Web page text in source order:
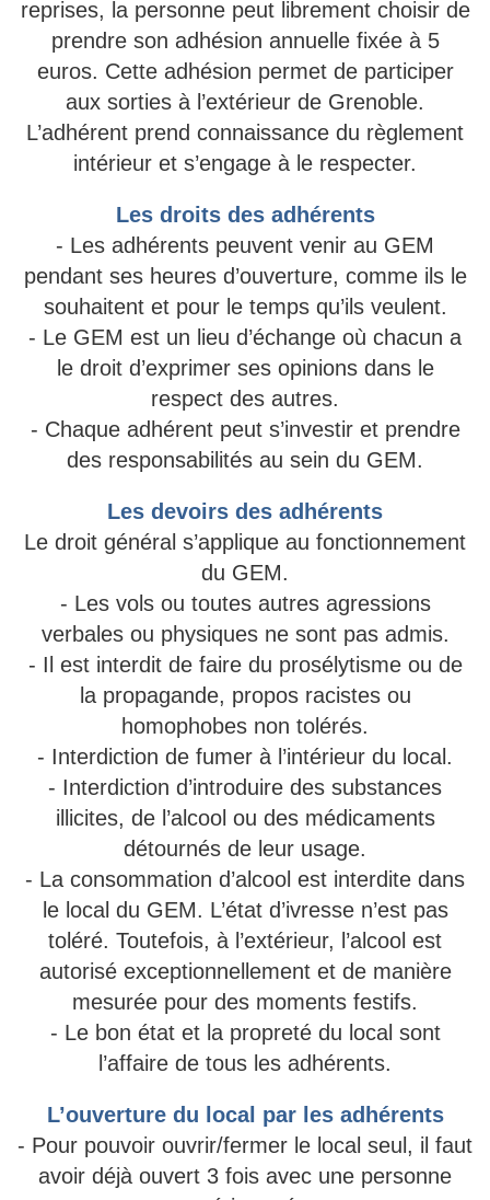
reprises, la personne peut librement choisir de
prendre son adhésion annuelle fixée à 5
euros. Cette adhésion permet de participer
aux sorties à l’extérieur de Grenoble.
L’adhérent prend connaissance du règlement
intérieur et s’engage à le respecter.
Les droits des adhérents
- Les adhérents peuvent venir au GEM
pendant ses heures d’ouverture, comme ils le
souhaitent et pour le temps qu’ils veulent.
- Le GEM est un lieu d’échange où chacun a
le droit d’exprimer ses opinions dans le
respect des autres.
- Chaque adhérent peut s’investir et prendre
des responsabilités au sein du GEM.
Les devoirs des adhérents
Le droit général s’applique au fonctionnement
du GEM.
- Les vols ou toutes autres agressions
verbales ou physiques ne sont pas admis.
- Il est interdit de faire du prosélytisme ou de
la propagande, propos racistes ou
homophobes non tolérés.
- Interdiction de fumer à l’intérieur du local.
- Interdiction d’introduire des substances
illicites, de l’alcool ou des médicaments
détournés de leur usage.
- La consommation d’alcool est interdite dans
le local du GEM. L’état d’ivresse n’est pas
toléré. Toutefois, à l’extérieur, l’alcool est
autorisé exceptionnellement et de manière
mesurée pour des moments festifs.
- Le bon état et la propreté du local sont
l’affaire de tous les adhérents.
L’ouverture du local par les adhérents
- Pour pouvoir ouvrir/fermer le local seul, il faut
avoir déjà ouvert 3 fois avec une personne